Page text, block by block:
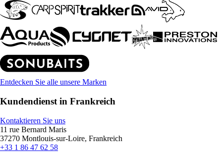
Entdecken Sie alle unsere Marken
Kundendienst in Frankreich
Kontaktieren Sie uns
11 rue Bernard Maris
37270 Montlouis-sur-Loire, Frankreich
+33 1 86 47 62 58